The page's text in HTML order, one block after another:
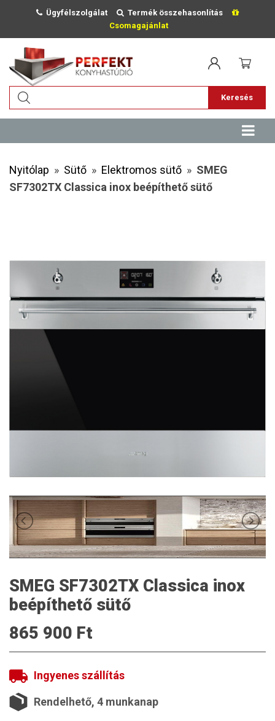
Ügyfélszolgálat
Termék összehasonlítás
Csomagajánlat
Keresés
Nyitólap » Sütő » Elektromos sütő » SMEG
SF7302TX Classica inox beépíthető sütő
SMEG SF7302TX Classica inox
beépíthető sütő
865 900 Ft
Ingyenes szállítás
Rendelhető, 4 munkanap